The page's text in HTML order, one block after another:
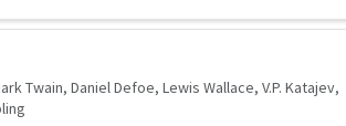
Twain Daniel Defoe Lewis Wallace V.P. Katajev